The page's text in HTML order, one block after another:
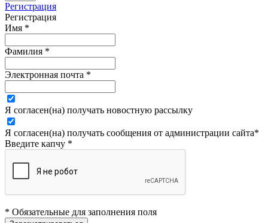
Регистрация
Регистрация
Имя *
Фамилия *
Электронная почта *
Я согласен(на) получать новостную рассылку
Я согласен(на) получать сообщения от администрации сайта*
Введите капчу *
* Обязательные для заполнения поля